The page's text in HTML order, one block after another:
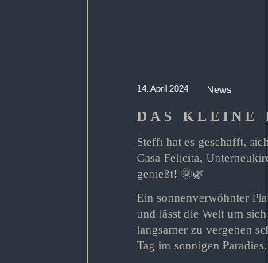
14. April 2024 News
DAS KLEINE
Steffi hat es geschafft,
Casa Felicita,
genießt! 🌞🌿
Ein sonnenverwöhnter
und lässt die Welt um
langsamer zu vergehen
Tag im sonnigen Paradies.